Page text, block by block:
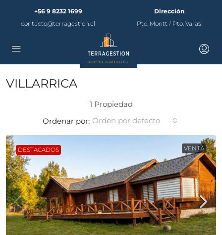
+56 9 8232 1699
contacto@terragestion.cl
Dirección
Pto. Montt / Pto. Varas
VILLARRICA
1 Propiedad
Ordenar por: Orden por defecto
DESTACADOS VENTA